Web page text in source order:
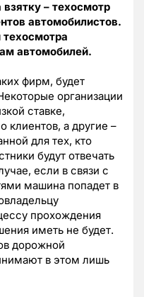
– техосмотр
автомобилистов.
автомобилей.
фирм, будет
организации
ставке,
клиентов, а другие –
для тех, кто
будут отвечать
если в связи с
машина попадет в
прохождения
иметь не будет.
дорожной
в этом лишь